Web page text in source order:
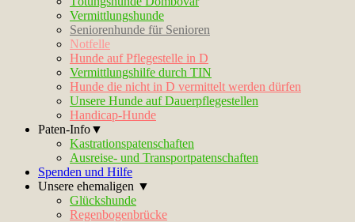
Vermittlungshunde
Seniorenhunde für Senioren
Notfelle
Hunde auf Pflegestelle in D
Vermittlungshilfe durch TIN
Hunde die nicht in D vermittelt werden dürfen
Unsere Hunde auf Dauerpflegestellen
Handicap-Hunde
Paten-Info▼
Kastrationspatenschaften
Ausreise- und Transportpatenschaften
Spenden und Hilfe
Unsere ehemaligen ▼
Glückshunde
Regenbogenbrücke